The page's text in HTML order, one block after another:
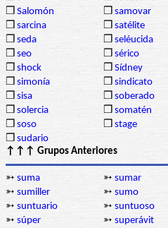
❒ Salomón ❒ samovar
❒ sarcina ❒ satélite
❒ seda ❒ seléucida
❒ seo ❒ sérico
❒ shock ❒ Sídney
❒ simonía ❒ sindicato
❒ sisa ❒ soberado
❒ solercia ❒ somatén
❒ soso ❒ stage
❒ sudario
↑↑↑ Grupos Anteriores
➳ suma ➳ sumar
➳ sumiller ➳ sumo
➳ suntuario ➳ suntuoso
➳ súper ➳ superávit